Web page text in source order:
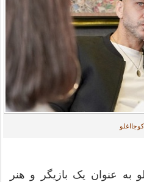
کجااغلو به عنوان یک بازیگر و هنر